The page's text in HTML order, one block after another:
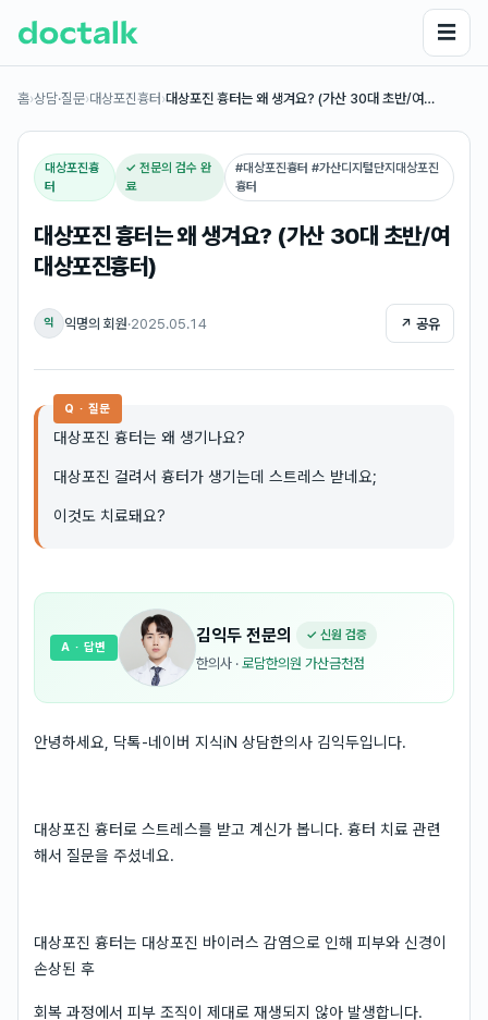
☰
홈›상담·질문›대상포진흉터 ›대상포진 흉터는 왜 생겨요? (가산 30대 초반/여…
대상포진흉
터
✓ 전문의 검수 완
료
#대상포진흉터 #가산디지털단지대상포진
흉터
대상포진 흉터는 왜 생겨요? (가산 30대 초반/여
대상포진흉터)
익 익명의 회원·2025.05.14 ↗ 공유
Q · 질문
대상포진 흉터는 왜 생기나요?
대상포진 걸려서 흉터가 생기는데 스트레스 받네요;
이것도 치료돼요?
김익두 전문의 ✓ 신원 검증
한의사 · 로담한의원 가산금천점
A · 답변
안녕하세요, 닥톡-네이버 지식iN 상담한의사 김익두입니다.
대상포진 흉터로 스트레스를 받고 계신가 봅니다. 흉터 치료 관련
해서 질문을 주셨네요.
대상포진 흉터는 대상포진 바이러스 감염으로 인해 피부와 신경이
손상된 후
회복 과정에서 피부 조직이 제대로 재생되지 않아 발생합니다.